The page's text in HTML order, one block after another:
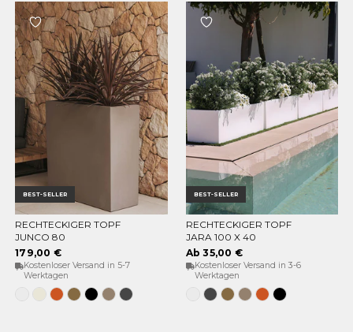
BEST-SELLER
OPTIONEN WÄHLEN
RECHTECKIGER TOPF
JUNCO 80
179,00 €
Kostenloser Versand in 5-7
Werktagen
WeissOpak-
Beige
Terrakotta
BronzeSchwarz
TaupeAnthrazit
BEST-SELLER
OPTIONEN WÄHLEN
RECHTECKIGER TOPF
JARA 100 X 40
Ab 35,00 €
Kostenloser Versand in 3-6
Werktagen
WeissAnthrazit
BronzeTaupeTerrakotta
Schwarz